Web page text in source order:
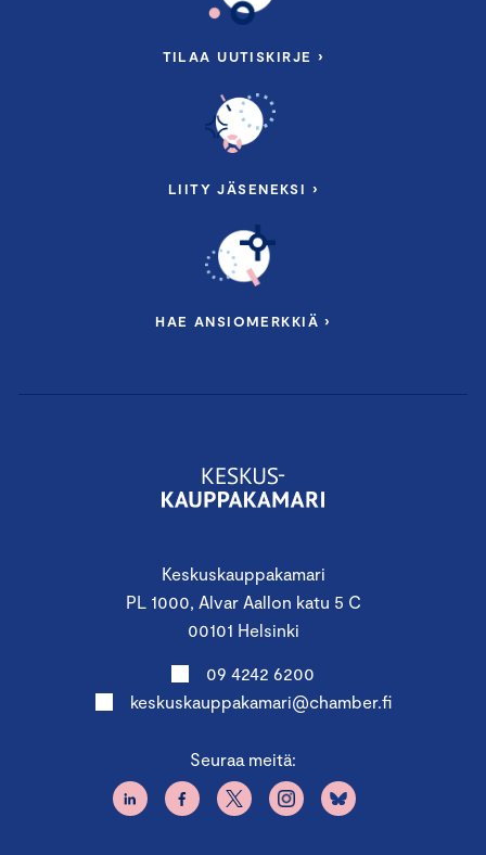
Keskuskauppakamari
PL 1000, Alvar Aallon katu 5 C
00101 Helsinki
09 4242 6200
keskuskauppakamari@chamber.fi
Seuraa meitä:
TILAA UUTISKIRJE ›
LIITY JÄSENEKSI ›
HAE ANSIOMERKKIÄ ›